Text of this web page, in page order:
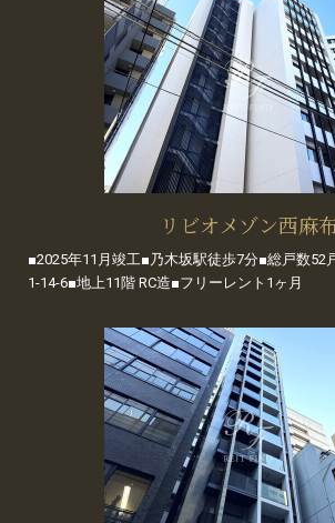
リビオメゾン西麻
■2025年11月竣工■乃木坂駅徒歩7分■総戸数52
1-14-6■地上11階 RC造■フリーレント1ヶ月